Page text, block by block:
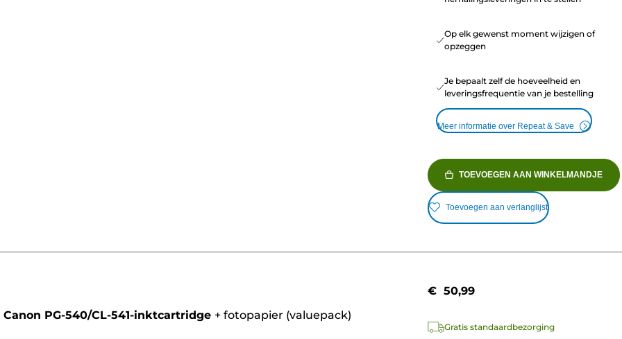
Op elk gewenst moment wijzigen of
opzeggen
Je bepaalt zelf de hoeveelheid en
leveringsfrequentie van je bestelling
Meer informatie over Repeat & Save
TOEVOEGEN AAN WINKELMANDJE
Toevoegen aan verlanglijst
Canon PG-540/CL-541-inktcartridge +fotopapier (valuepack)
€ 50,99
Gratis standaardbezorging